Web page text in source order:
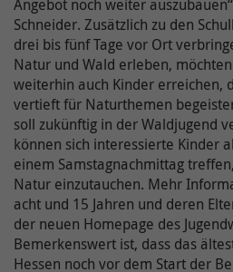
Angebot noch weiter
Schneider. Zusätzlich zu den
drei bis fünf Tage vor Ort
Natur und Wald erleben,
weiterhin auch Kinder erreichen,
vertieft für Naturthemen
soll zukünftig in der Waldjugend
können sich interessierte Kinder
einem Samstagnachmittag
Natur einzutauchen. Mehr
acht und 15 Jahren und deren
der neuen Homepage des
Bemerkenswert ist, dass das
Hessen noch vor dem Start der
Cookie-
Name(n)
Anbieter Onlim GmbH
Laufzeit 7 Tage
Zweck
Der Nutzer hat
ein- und
hinterlegt.
Ergänzende
Sie auch in unserer
https://
kinzig.de/